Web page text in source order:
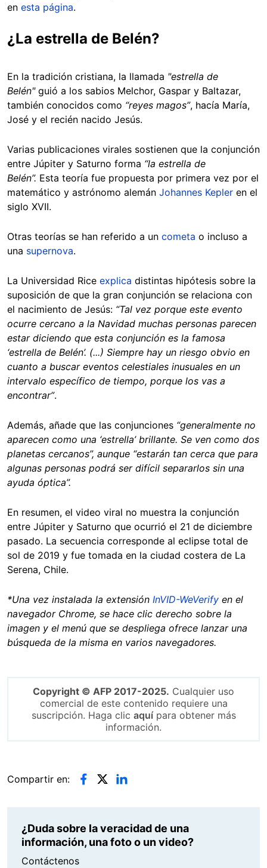
en esta página.
¿La estrella de Belén?
En la tradición cristiana, la llamada "estrella de
Belén"guió a los sabios Melchor, Gaspar y Baltazar,
también conocidos como “reyes magos”, hacía María,
José y el recién nacido Jesús.
Varias publicaciones virales sostienen que la conjunción
entre Júpiter y Saturno forma “la estrella de
Belén”. Esta teoría fue propuesta por primera vez por el
matemático y astrónomo alemán Johannes Kepler en el
siglo XVII.
Otras teorías se han referido a un cometa o incluso a
una supernova.
La Universidad Rice explica distintas hipótesis sobre la
suposición de que la gran conjunción se relaciona con
el nacimiento de Jesús: “Tal vez porque este evento
ocurre cercano a la Navidad muchas personas parecen
estar diciendo que esta conjunción es la famosa
‘estrella de Belén’. (...) Siempre hay un riesgo obvio en
cuanto a buscar eventos celestiales inusuales en un
intervalo específico de tiempo, porque los vas a
encontrar”.
Además, añade que las conjunciones “generalmente no
aparecen como una ‘estrella’ brillante. Se ven como dos
planetas cercanos”, aunque “estarán tan cerca que para
algunas personas podrá ser difícil separarlos sin una
ayuda óptica”.
En resumen, el video viral no muestra la conjunción
entre Júpiter y Saturno que ocurrió el 21 de diciembre
pasado. La secuencia corresponde al eclipse total de
sol de 2019 y fue tomada en la ciudad costera de La
Serena, Chile.
*Una vez instalada la extensión InVID-WeVerify en el
navegador Chrome, se hace clic derecho sobre la
imagen y el menú que se despliega ofrece lanzar una
búsqueda de la misma en varios navegadores.
Copyright © AFP 2017-2025. Cualquier uso
comercial de este contenido requiere una
suscripción. Haga clic aquípara obtener más
información.
Compartir en:
¿Duda sobre la veracidad de una
información, una foto o un video?
Contáctenos